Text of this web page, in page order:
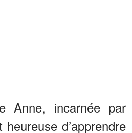
Anne, incarnée par
d’apprendre